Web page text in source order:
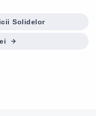
Solidelor